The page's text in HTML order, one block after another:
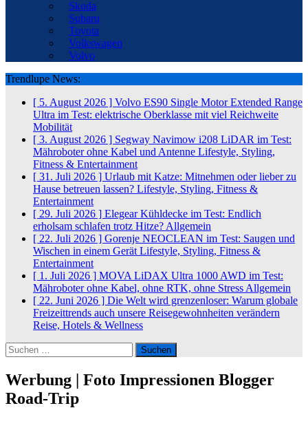
Skoda
Subaru
Toyota
Volkswagen
Volvo
Trendlupe News:
[ 5. August 2026 ] Volvo ES90 Single Motor Extended Range
Ultra im Test: elektrische Oberklasse mit viel Reichweite
Mobilität
[ 3. August 2026 ] Segway Navimow i208 LiDAR im Test:
Mähroboter ohne Kabel und Antenne Lifestyle, Styling,
Fitness & Entertainment
[ 31. Juli 2026 ] Urlaub mit Katze: Mitnehmen oder lieber zu
Hause betreuen lassen? Lifestyle, Styling, Fitness &
Entertainment
[ 29. Juli 2026 ] Elegear Kühldecke im Test: Endlich
erholsam schlafen trotz Hitze? Allgemein
[ 22. Juli 2026 ] Gorenje NEOCLEAN im Test: Saugen und
Wischen in einem Gerät Lifestyle, Styling, Fitness &
Entertainment
[ 1. Juli 2026 ] MOVA LiDAX Ultra 1000 AWD im Test:
Mähroboter ohne Kabel, ohne RTK, ohne Stress Allgemein
[ 22. Juni 2026 ] Die Welt wird grenzenloser: Warum globale
Freizeittrends auch unsere Reisegewohnheiten verändern
Reise, Hotels & Wellness
Suchen
nach:
Werbung | Foto Impressionen Blogger
Road-Trip